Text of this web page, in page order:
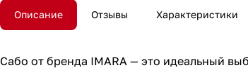
Описание Отзывы Характеристики
Сабо от бренда IMARA — это идеальный